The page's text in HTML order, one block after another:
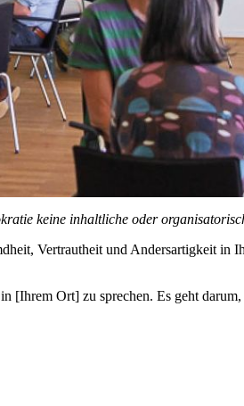
keine inhaltliche oder
Vertrautheit und Andersartigkeit in
Ort] zu sprechen. Es geht